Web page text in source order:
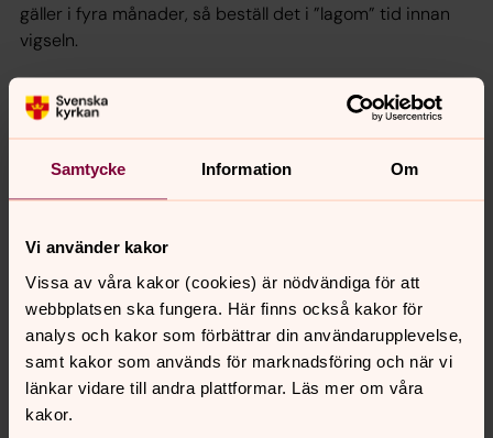
Samtycke Information Om
Vi använder kakor
Vissa av våra kakor (cookies) är nödvändiga för att
webbplatsen ska fungera. Här finns också kakor för
analys och kakor som förbättrar din användarupplevelse,
samt kakor som används för marknadsföring och när vi
länkar vidare till andra plattformar. Läs mer om våra
kakor.
gäller i fyra månader, så beställ det i ”lagom” tid innan
vigseln.
Kontakt och bokning: